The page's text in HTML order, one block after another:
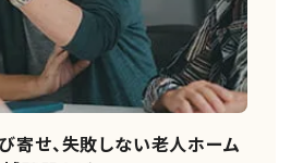
寄せ、失敗しない老人ホーム